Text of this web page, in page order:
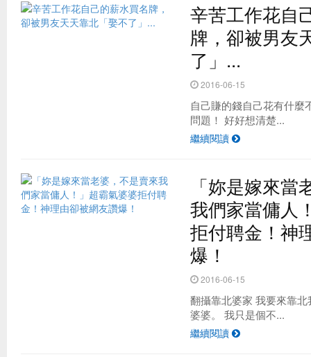
辛苦工作花自
牌，卻被男友
了」...
2016-06-15
自己賺的錢自己花有什麼
問題！ 好好想清楚...
繼續閱讀
「妳是嫁來
我們家當傭人
拒付聘金！神
爆！
2016-06-15
翻攝靠北婆家 我要來靠
婆婆。 我只是個不...
繼續閱讀